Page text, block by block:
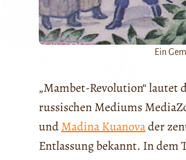
Ein
„Mambet-Revolution“ lautet
russischen Mediums
undMadina Kuanovader
Entlassung bekannt. In dem